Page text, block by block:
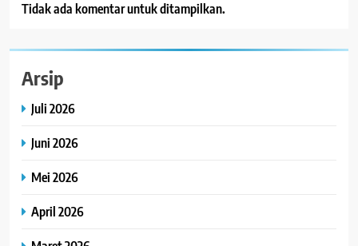
Tidak ada komentar untuk ditampilkan.
Arsip
Juli 2026
Juni 2026
Mei 2026
April 2026